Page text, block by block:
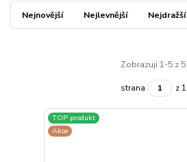
Nejnovější Nejlevnější Nejdražší
Zobrazuji 1-5 z 5
strana z 1
TOP produkt
Akce